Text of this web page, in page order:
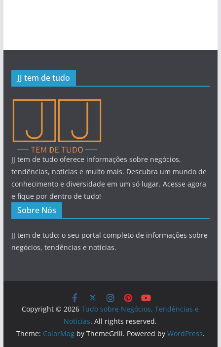
JJ tem de tudo
JJ tem de tudo oferece informações sobre negócios,
tendências, notícias e muito mais. Descubra um mundo de
conhecimento e diversidade em um só lugar. Acesse agora
e fique por dentro de tudo!
Sobre Nós
JJ tem de tudo: o seu portal completo de informações sobre
negócios, tendências e notícias.
Copyright © 2026Tudo sobre Negócios, Tendências e
Notícias. All rights reserved.
Theme: ColorMagby ThemeGrill. Powered by WordPress.